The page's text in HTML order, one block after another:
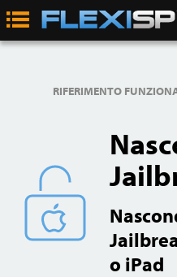
RIFERIMENTO
o iPad